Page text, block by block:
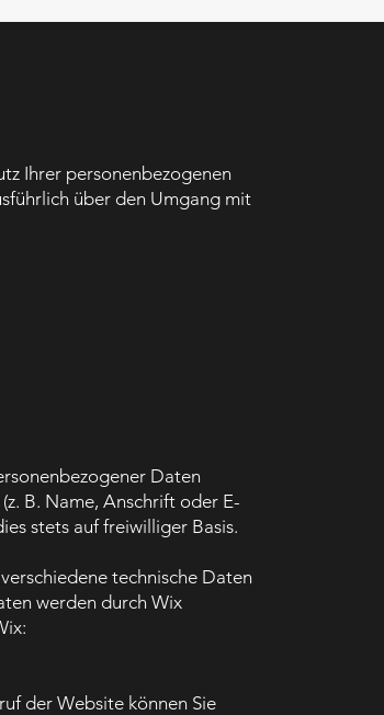
Ihrer personenbezogenen
über den Umgang mit
Daten
B. Name, Anschrift oder E-
stets auf freiwilliger Basis.
technische Daten
werden durch Wix
der Website können Sie